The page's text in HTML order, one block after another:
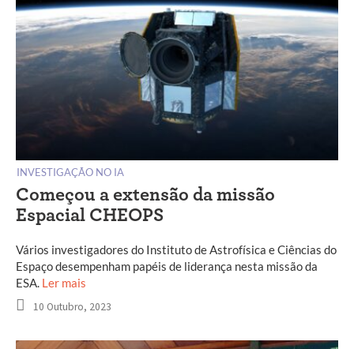
INVESTIGAÇÃO NO IA
Começou a extensão da missão
Espacial CHEOPS
Vários investigadores do Instituto de Astrofísica e Ciências do
Espaço desempenham papéis de liderança nesta missão da
ESA. Ler mais
10 Outubro, 2023